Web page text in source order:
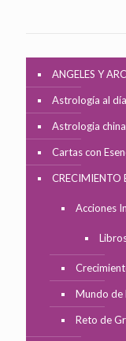
ANGELES Y
Astrología al día
Astrologia china
Cartas con
CRECIMIENTO
Acciones
Mundo de
Reto de